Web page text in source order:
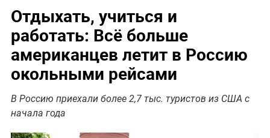
Отдыхать, учиться и
работать: Всё больше
американцев летит в Россию
окольными рейсами
В Россию приехали более 2,7 тыс. туристов из США с
начала года